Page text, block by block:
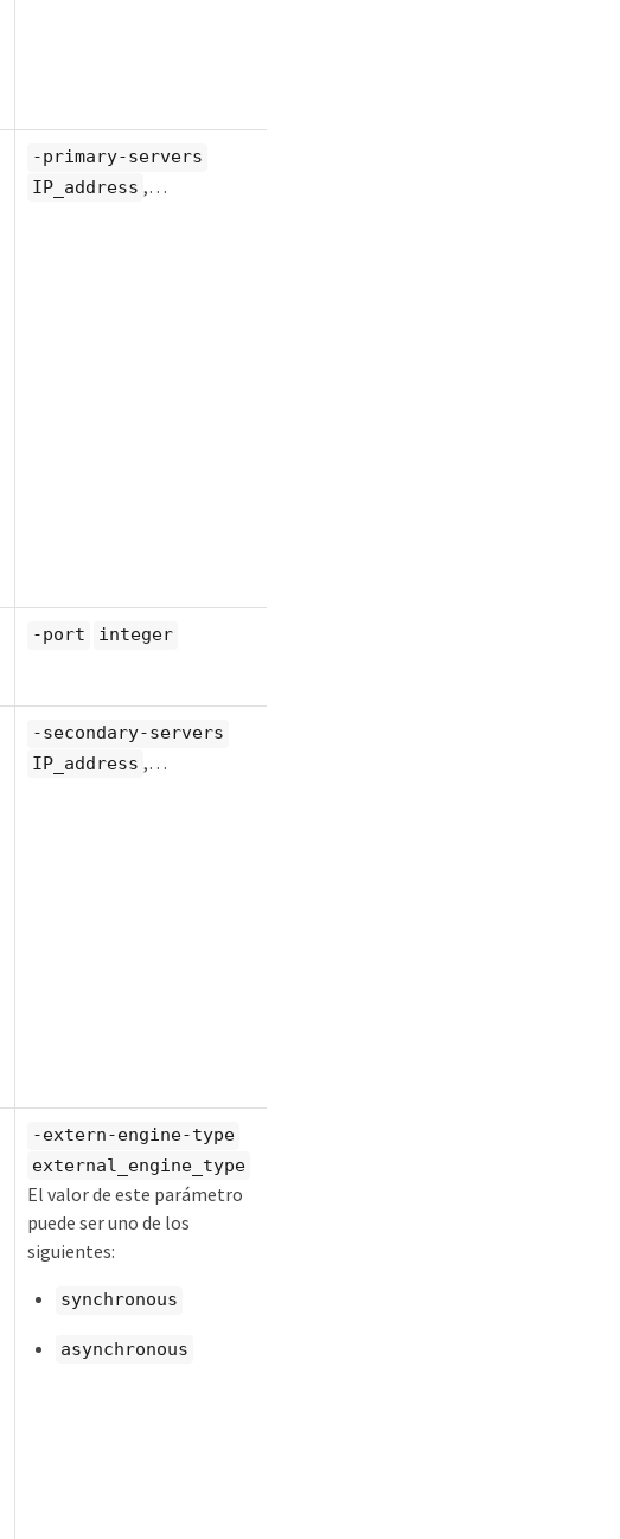
-primary-servers
IP_address ,…​
-port integer
-secondary-servers
IP_address ,…​
-extern-engine-type
external_engine_type
El valor de este parámetro
puede ser uno de los
siguientes:
synchronous
asynchronous